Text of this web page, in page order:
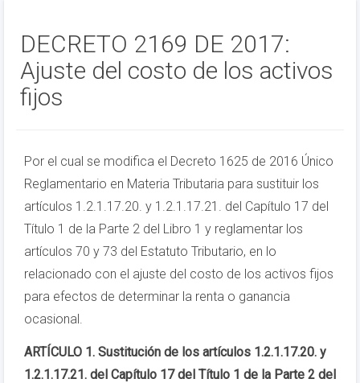
DECRETO 2169 DE 2017:
Ajuste del costo de los activos
fijos
Por el cual se modifica el Decreto 1625 de 2016 Único
Reglamentario en Materia Tributaria para sustituir los
artículos 1.2.1.17.20. y 1.2.1.17.21. del Capítulo 17 del
Título 1 de la Parte 2 del Libro 1 y reglamentar los
artículos 70 y 73 del Estatuto Tributario, en lo
relacionado con el ajuste del costo de los activos fijos
para efectos de determinar la renta o ganancia
ocasional.
ARTÍCULO 1. Sustitución de los artículos 1.2.1.17.20. y
1.2.1.17.21. del Capítulo 17 del Título 1 de la Parte 2 del